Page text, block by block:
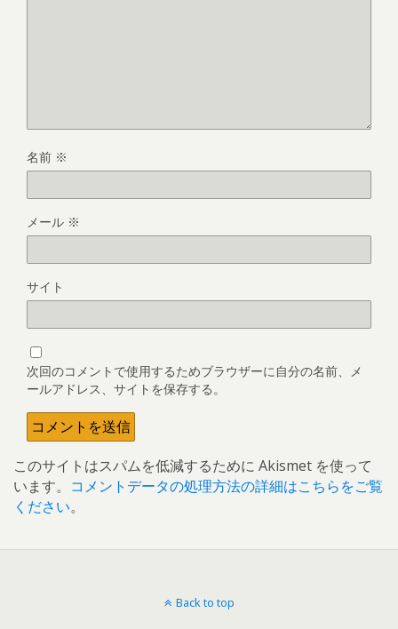
名前 ※
メール ※
サイト
次回のコメントで使用するためブラウザーに自分の名前、メ
ールアドレス、サイトを保存する。
このサイトはスパムを低減するために Akismet を使って
います。 コメントデータの処理方法の詳細はこちらをご覧
ください。
Back to top